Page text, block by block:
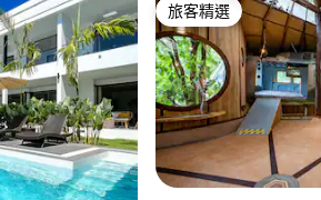
旅客精選
旅客精選